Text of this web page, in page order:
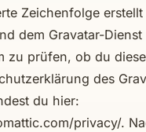
Zeichenfolge
dem Gravatar-
zu prüfen, ob du
des
du hier:
privacy/.